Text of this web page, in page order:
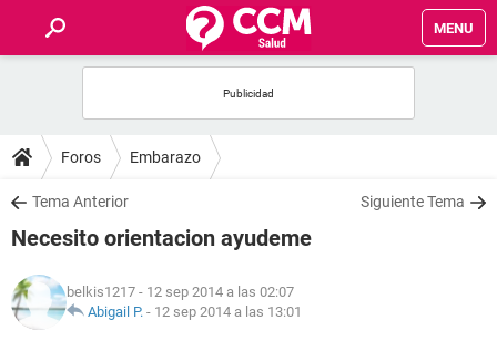
MENU
FOROS
SALUD
NUTRICIÓN
Foros Embarazo
Tema Anterior Siguiente Tema
Necesito orientacion ayudeme
belkis1217 - 12 sep 2014 a las 02:07
Abigail P. - 12 sep 2014 a las 13:01